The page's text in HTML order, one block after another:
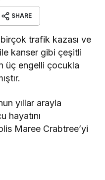
SHARE
trafik kazası ve
kanser gibi çeşitli
üç engelli çocukla
yıllar arayla
hayatını
Maree Crabtree’yi